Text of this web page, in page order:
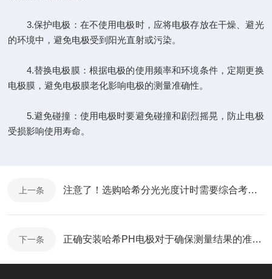
3.保护电极：在不使用电极时，应将电极存放在干燥、避光
的环境中，避免电极受到阳光直射或污染。
4.替换电极膜：根据电极的使用频率和环境条件，定期更换
电极膜，避免电极膜老化影响电极的测量准确性。
5.避免碰撞：使用电极时要避免碰撞和剧烈摇晃，防止电极
受损影响使用寿命。
上一条 注意了！选购哈希分光光度计时需要综合考虑这些因素
下一条 正确安装哈希PH电极对于确保测量结果的准确性至关重要